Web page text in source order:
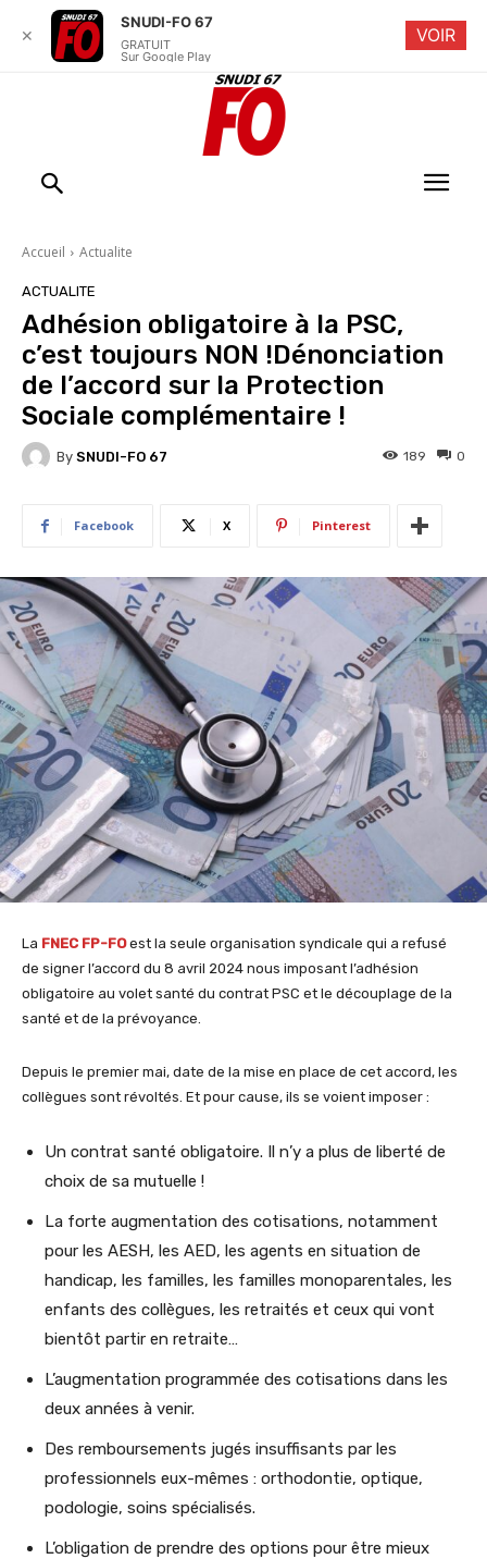
Accueil Actualite
ACTUALITE
Adhésion obligatoire à la PSC,
c’est toujours NON !Dénonciation
de l’accord sur la Protection
Sociale complémentaire !
By SNUDI-FO 67 0
189
Facebook X Pinterest
La FNEC FP-FOest la seule organisation syndicale qui a refusé
de signer l’accord du 8 avril 2024 nous imposant l’adhésion
obligatoire au volet santé du contrat PSC et le découplage de la
santé et de la prévoyance.
Depuis le premier mai, date de la mise en place de cet accord, les
collègues sont révoltés. Et pour cause, ils se voient imposer :
Un contrat santé obligatoire. Il n’y a plus de liberté de
choix de sa mutuelle !
La forte augmentation des cotisations, notamment
pour les AESH, les AED, les agents en situation de
handicap, les familles, les familles monoparentales, les
enfants des collègues, les retraités et ceux qui vont
bientôt partir en retraite…
L’augmentation programmée des cotisations dans les
deux années à venir.
Des remboursements jugés insuffisants par les
professionnels eux-mêmes : orthodontie, optique,
podologie, soins spécialisés.
L’obligation de prendre des options pour être mieux
✕
SNUDI-FO 67
GRATUIT
Sur Google Play
VOIR